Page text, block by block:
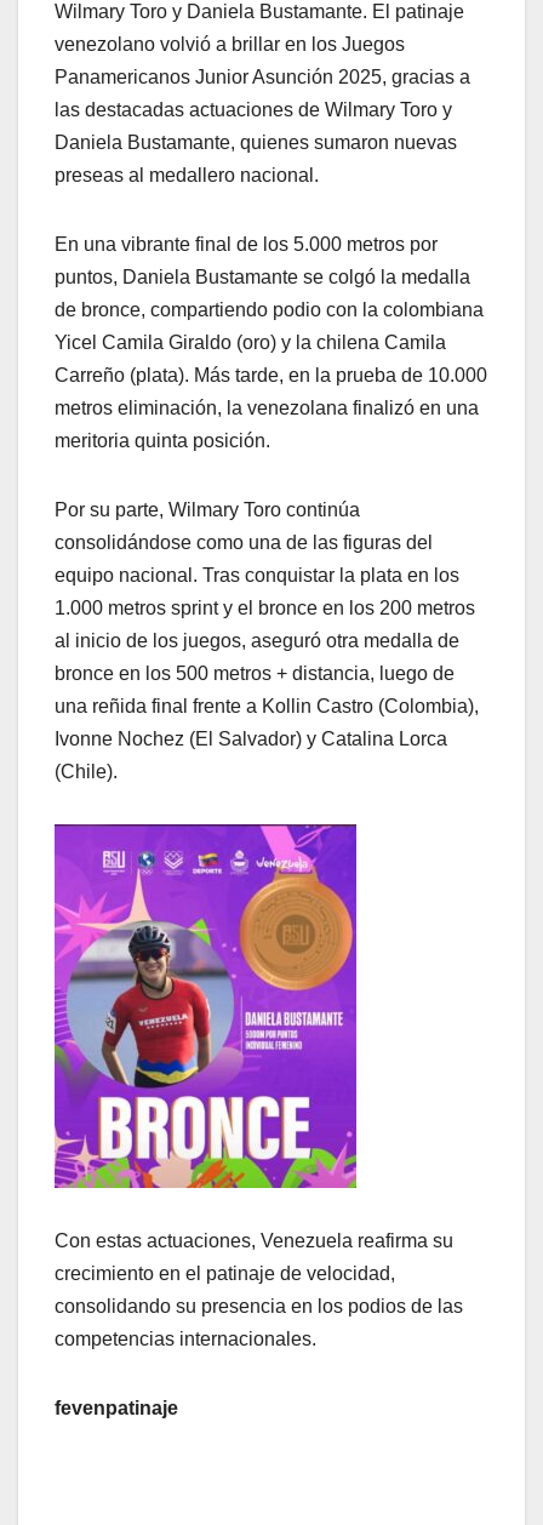
Wilmary Toro y Daniela Bustamante. El patinaje
venezolano volvió a brillar en los Juegos
Panamericanos Junior Asunción 2025, gracias a
las destacadas actuaciones de Wilmary Toro y
Daniela Bustamante, quienes sumaron nuevas
preseas al medallero nacional.
En una vibrante final de los 5.000 metros por
puntos, Daniela Bustamante se colgó la medalla
de bronce, compartiendo podio con la colombiana
Yicel Camila Giraldo (oro) y la chilena Camila
Carreño (plata). Más tarde, en la prueba de 10.000
metros eliminación, la venezolana finalizó en una
meritoria quinta posición.
Por su parte, Wilmary Toro continúa
consolidándose como una de las figuras del
equipo nacional. Tras conquistar la plata en los
1.000 metros sprint y el bronce en los 200 metros
al inicio de los juegos, aseguró otra medalla de
bronce en los 500 metros + distancia, luego de
una reñida final frente a Kollin Castro (Colombia),
Ivonne Nochez (El Salvador) y Catalina Lorca
(Chile).
Con estas actuaciones, Venezuela reafirma su
crecimiento en el patinaje de velocidad,
consolidando su presencia en los podios de las
competencias internacionales.
fevenpatinaje